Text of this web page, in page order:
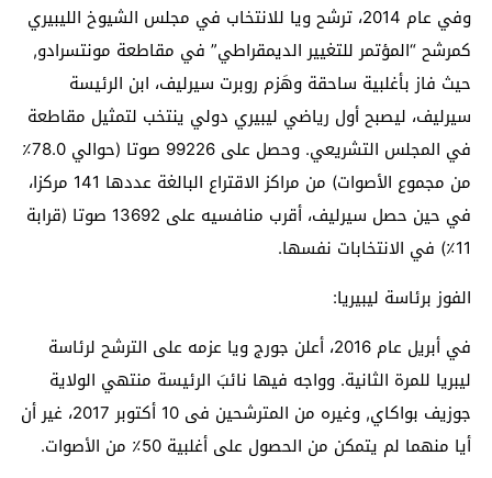
وفي عام 2014، ترشح ويا للانتخاب في مجلس الشيوخ الليبيري
كمرشح “المؤتمر للتغيير الديمقراطي” في مقاطعة مونتسرادو,
حيث فاز بأغلبية ساحقة وهَزم روبرت سيرليف، ابن الرئيسة
سيرليف، ليصبح أول رياضي ليبيري دولي ينتخب لتمثيل مقاطعة
في المجلس التشريعي. وحصل على 99226 صوتا (حوالي 78.0٪
من مجموع الأصوات) من مراكز الاقتراع البالغة عددها 141 مركزا،
في حين حصل سيرليف، أقرب منافسيه على 13692 صوتا (قرابة
11٪) في الانتخابات نفسها.
الفوز برئاسة ليبيريا:
في أبريل عام 2016، أعلن جورج ويا عزمه على الترشح لرئاسة
ليبريا للمرة الثانية. وواجه فيها نائبَ الرئيسة منتهي الولاية
جوزيف بواكاي, وغيره من المترشحين فى 10 أكتوبر 2017، غير أن
أيا منهما لم يتمكن من الحصول على أغلبية 50٪ من الأصوات.